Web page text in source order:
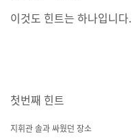
이것도 힌트는 하나입니다.
첫번째 힌트
지휘관 솔과 싸웠던 장소